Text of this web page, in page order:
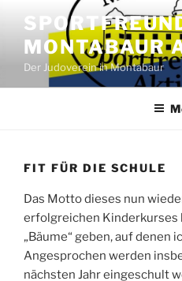
Inhalt
springenMONTABAUR
Der Judoverein in Montabaur
FIT FÜR DIE SCHULE
Das Motto dieses nun
erfolgreichen Kinderkurses
„Bäume“ geben, auf denen
Angesprochen werden
nächsten Jahr eingeschult